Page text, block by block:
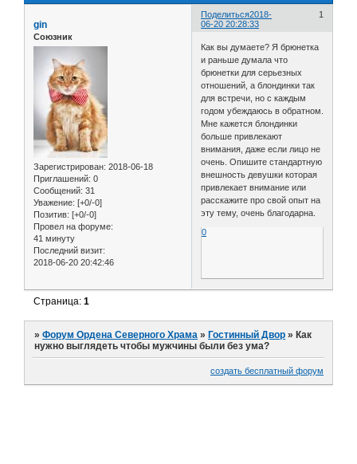
Поделиться 1
2018-
06-20 20:28:33
gin
Союзник
Зарегистрирован: 2018-06-18
Приглашений: 0
Сообщений: 31
Уважение: [+0/-0]
Позитив: [+0/-0]
Провел на форуме:
41 минуту
Последний визит:
2018-06-20 20:42:46
Как вы думаете? Я брюнетка
и раньше думала что
брюнетки для серьезных
отношений, а блондинки так
для встречи, но с каждым
годом убеждаюсь в обратном.
Мне кажется блондинки
больше привлекают
внимания, даже если лицо не
очень. Опишите стандартную
внешность девушки которая
привлекает внимание или
расскажите про свой опыт на
эту тему, очень благодарна.
0
Страница:1
»Форум Ордена Северного Храма »Гостинный Двор »Как
нужно выглядеть чтобы мужчины были без ума?
создать бесплатный форум